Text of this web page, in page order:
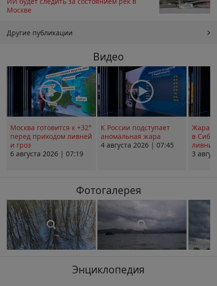
Москве
Другие публикации
Видео
Москва готовится к +32°
перед приходом ливней
и гроз
6 августа 2026 | 07:19
К России подступает
аномальная жара
4 августа 2026 | 07:45
Жара в
в
ливни
3
Фотогалерея
Энциклопедия